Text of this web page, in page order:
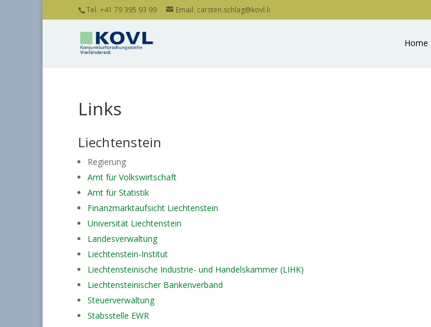
Tel. +41 79 395 93 99 Email: carsten.schlag@kovl.li
Home
Links
Liechtenstein
Regierung
Amt für Volkswirtschaft
Amt für Statistik
Finanzmarktaufsicht Liechtenstein
Universität Liechtenstein
Landesverwaltung
Liechtenstein-Institut
Liechtensteinische Industrie- und Handelskammer (LIHK)
Liechtensteinischer Bankenverband
Steuerverwaltung
Stabsstelle EWR